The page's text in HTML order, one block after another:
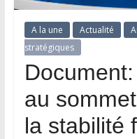
A la une Actualité
stratégiques
au
la stabilité